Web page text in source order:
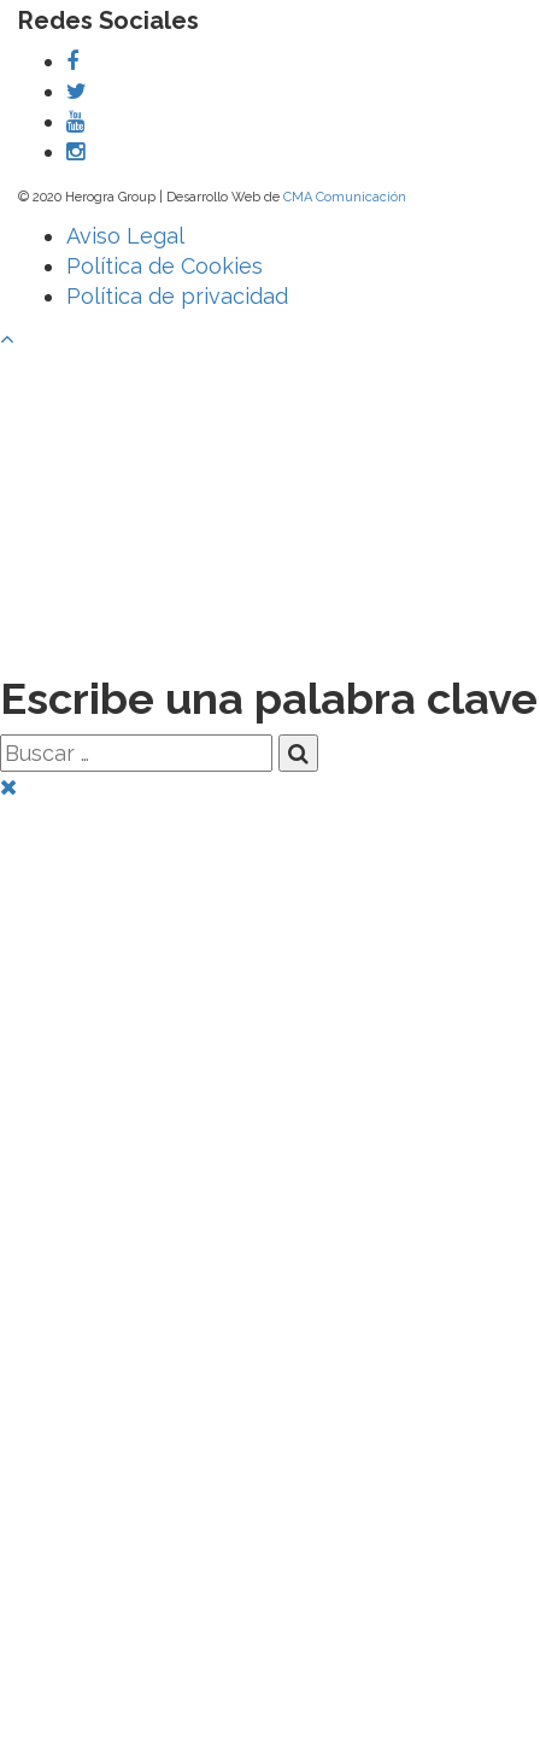
Redes Sociales
© 2020 Herogra Group | Desarrollo Web de CMA Comunicación
Aviso Legal
Política de Cookies
Política de privacidad
Escribe una palabra clave